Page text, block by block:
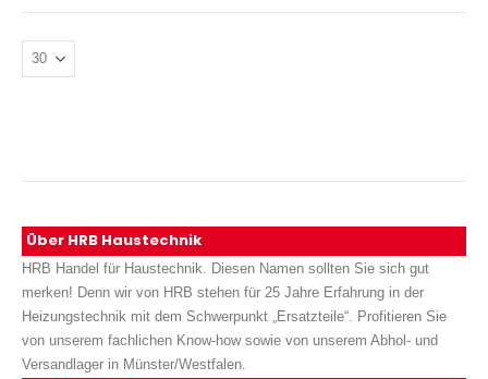
Über HRB Haustechnik
HRB Handel für Haustechnik. Diesen Namen sollten Sie sich gut
merken! Denn wir von HRB stehen für 25 Jahre Erfahrung in der
Heizungstechnik mit dem Schwerpunkt „Ersatzteile“. Profitieren Sie
von unserem fachlichen Know-how sowie von unserem Abhol- und
Versandlager in Münster/Westfalen.